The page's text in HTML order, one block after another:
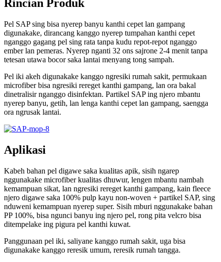
Rincian Produk
Pel SAP sing bisa nyerep banyu kanthi cepet lan gampang
digunakake, dirancang kanggo nyerep tumpahan kanthi cepet
nganggo gagang pel sing rata tanpa kudu repot-repot nganggo
ember lan pemeras. Nyerep nganti 32 ons sajrone 2-4 menit tanpa
tetesan utawa bocor saka lantai menyang tong sampah.
Pel iki akeh digunakake kanggo ngresiki rumah sakit, permukaan
microfiber bisa ngresiki rereget kanthi gampang, lan ora bakal
dinetralisir nganggo disinfektan. Partikel SAP ing njero mbantu
nyerep banyu, getih, lan lenga kanthi cepet lan gampang, saengga
ora ngrusak lantai.
Aplikasi
Kabeh bahan pel digawe saka kualitas apik, sisih ngarep
nggunakake microfiber kualitas dhuwur, lengen mbantu nambah
kemampuan sikat, lan ngresiki rereget kanthi gampang, kain fleece
njero digawe saka 100% pulp kayu non-woven + partikel SAP, sing
nduweni kemampuan nyerep super. Sisih mburi nggunakake bahan
PP 100%, bisa ngunci banyu ing njero pel, rong pita velcro bisa
ditempelake ing pigura pel kanthi kuwat.
Panggunaan pel iki, saliyane kanggo rumah sakit, uga bisa
digunakake kanggo reresik umum, reresik rumah tangga.